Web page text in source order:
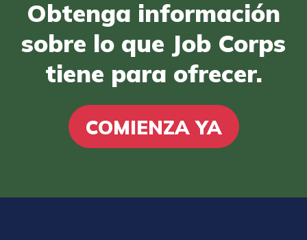
Obtenga información
sobre lo que Job Corps
tiene para ofrecer.
COMIENZA YA